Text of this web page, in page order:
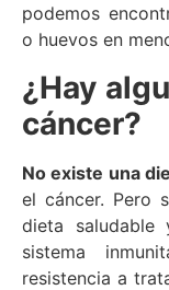
podemos
o huevos en
¿Hay
cáncer?
No existe una
el cáncer. Pero
dieta saludable
sistema
resistencia a